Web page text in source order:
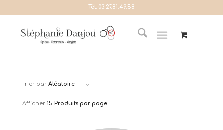
Tél: 03.27.81.49.58
Trier par Aléatoire
Afficher 15 Produits par page